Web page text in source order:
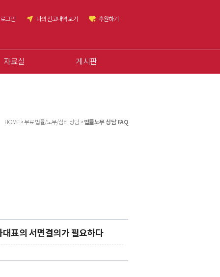
로그인 나의 신고내역 보기 후원하기
자료실 게시판
HOME > 무료 법률/노무/심리 상담 >법률노무 상담 FAQ
표의 서면결의가 필요하다